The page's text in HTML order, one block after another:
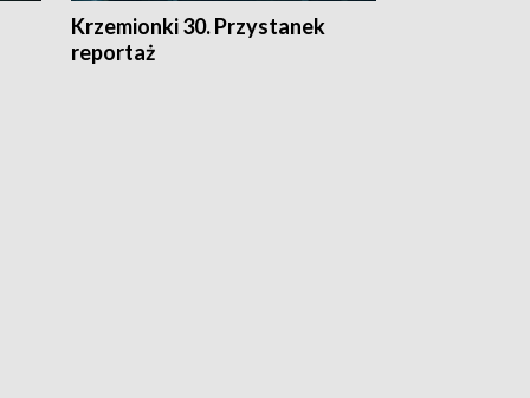
Krzemionki 30. Przystanek
reportaż